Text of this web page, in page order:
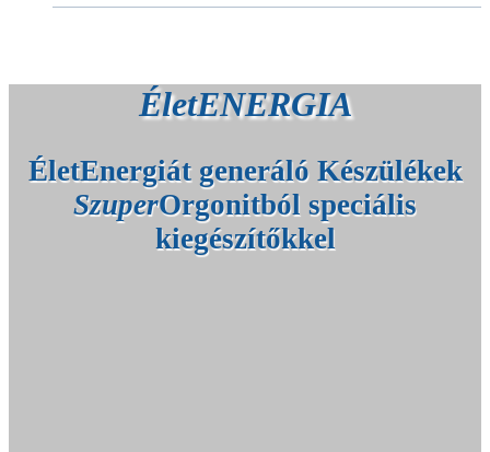
ÉletENERGIA
ÉletEnergiát generáló Készülékek
SzuperOrgonitból speciális
kiegészítőkkel